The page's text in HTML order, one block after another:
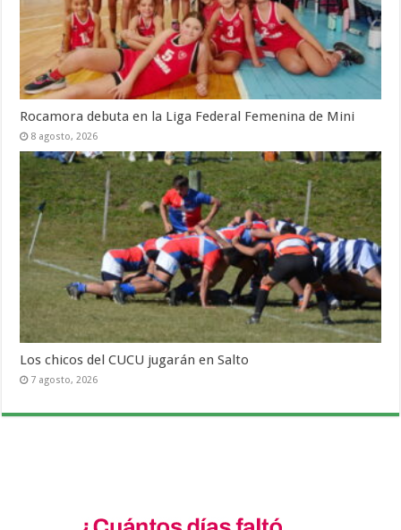
Rocamora debuta en la Liga Federal Femenina de Mini
8 agosto, 2026
Los chicos del CUCU jugarán en Salto
7 agosto, 2026